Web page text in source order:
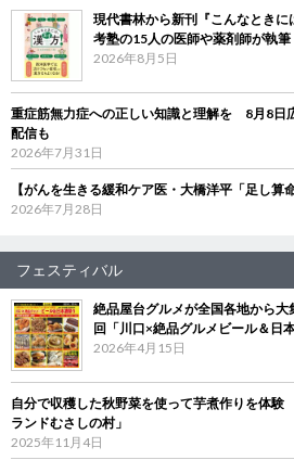
現代書林から新刊『こんなとき
考塾の15人の医師や薬剤師が執筆
2026年8月5日
重症筋無力症への正しい知識と理解を 8月8日
配信も
2026年7月31日
【がんを生きる緩和ケア医・大橋洋平「足し算
2026年7月28日
フェスティバル
絶品屋台グルメが全国各地から
回「川口×絶品グルメビール＆日
2026年4月15日
自分で収穫した秋野菜を使って芋煮作りを体
ランドむさしの村」
2025年11月4日